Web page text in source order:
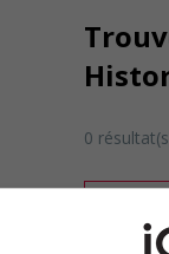
0